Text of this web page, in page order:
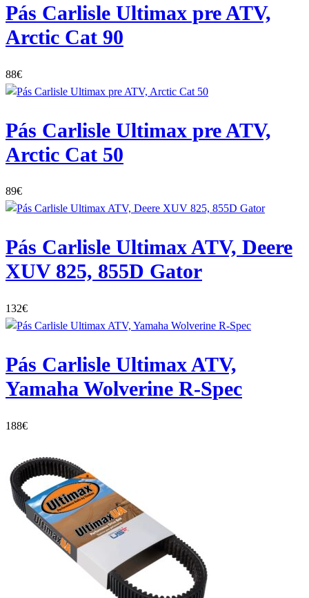
Pás Carlisle Ultimax pre ATV,
Arctic Cat 90
88€
Pás Carlisle Ultimax pre ATV,
Arctic Cat 50
89€
Pás Carlisle Ultimax ATV, Deere
XUV 825, 855D Gator
132€
Pás Carlisle Ultimax ATV,
Yamaha Wolverine R-Spec
188€